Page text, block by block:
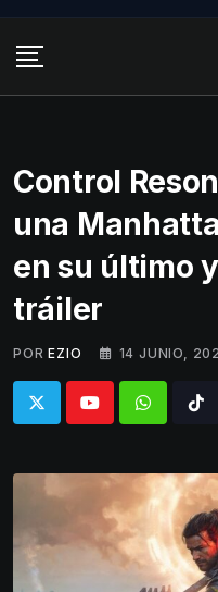
content
Control
una
en su último
tráiler
POR EZIO 14 JUNIO,
Whatsapp